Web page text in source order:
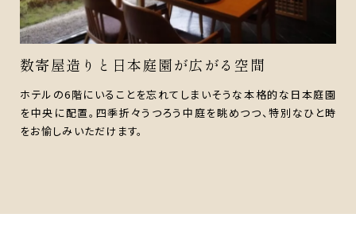
加賀料理が国の無形文化財に登録
金沢を中心に受け継がれてきた加賀料理は、その技と精神性が
評価され、国の無形文化財に登録されました。治部煮をはじめ、
旬の山海の幸を生かした金沢ならではの和食文化をご堪能くだ